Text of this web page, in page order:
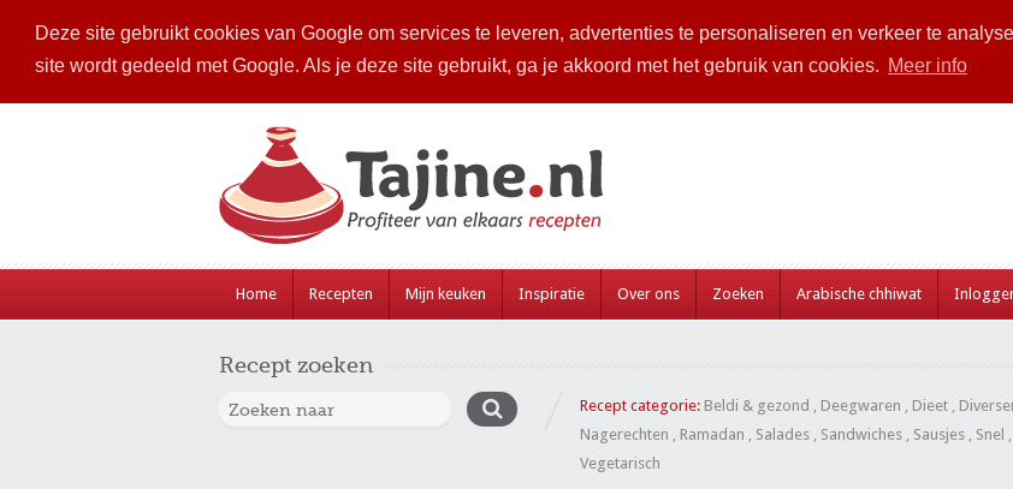
Deze site gebruikt cookies van Google om services te leveren, advertenties te personaliseren en verkeer te
site wordt gedeeld met Google. Als je deze site gebruikt, ga je akkoord met het gebruik van cookies. Meer info
Home Recepten Mijn keuken Inspiratie Over ons Zoeken Arabische chhiwat
Recept zoeken
Recept categorie: Beldi & gezond , Deegwaren , Dieet ,
Nagerechten , Ramadan , Salades , Sandwiches , Sausjes , Snel ,
Vegetarisch